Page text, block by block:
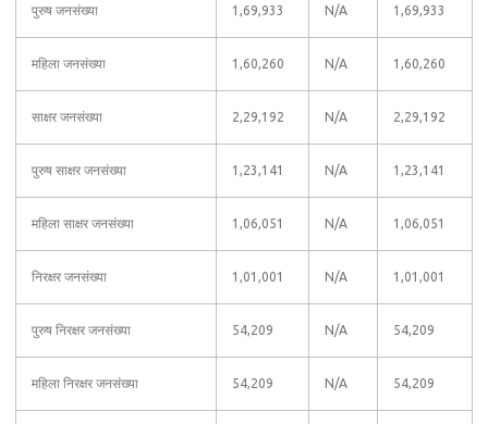
पुरुष जनसंख्या 1,69,933 N/A 1,69,933
महिला जनसंख्या 1,60,260 N/A 1,60,260
साक्षर जनसंख्या 2,29,192 N/A 2,29,192
पुरुष साक्षर जनसंख्या 1,23,141 N/A 1,23,141
महिला साक्षर जनसंख्या 1,06,051 N/A 1,06,051
निरक्षर जनसंख्या 1,01,001 N/A 1,01,001
पुरुष निरक्षर जनसंख्या 54,209 N/A 54,209
महिला निरक्षर जनसंख्या 54,209 N/A 54,209